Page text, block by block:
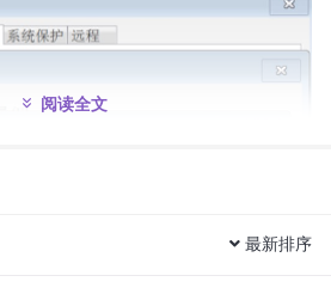
阅读全文
最新排序